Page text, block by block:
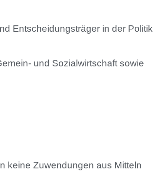
Entscheidungsträger in der Politik
und Sozialwirtschaft sowie
keine Zuwendungen aus Mitteln